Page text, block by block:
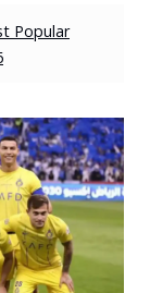
Popular